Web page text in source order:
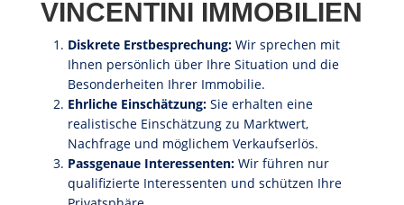
VINCENTINI IMMOBILIEN
Diskrete Erstbesprechung:Wir sprechen mit
Ihnen persönlich über Ihre Situation und die
Besonderheiten Ihrer Immobilie.
Ehrliche Einschätzung:Sie erhalten eine
realistische Einschätzung zu Marktwert,
Nachfrage und möglichem Verkaufserlös.
Passgenaue Interessenten:Wir führen nur
qualifizierte Interessenten und schützen Ihre